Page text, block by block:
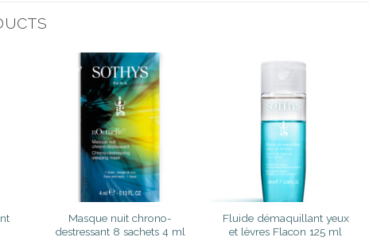
Ajouter
à la liste
d’envies
Masque nuit chrono-
destressant 8 sachets 4 ml
Fluide démaquillant yeux
et lèvres Flacon 125 ml